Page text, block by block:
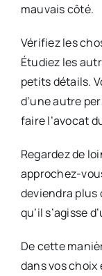
mauvais côté.
Vérifiez les
Étudiez les
petits détails.
d’une autre
faire l’avocat
Regardez de
approchez-
deviendra plus
qu’il s’agisse
De cette
dans vos